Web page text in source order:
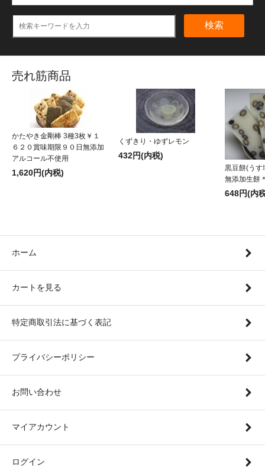
検索
売れ筋商品
かたやき金剛棒 3種3枚￥１
６２０賞味期限９０日無添加
アルコール不使用
1,620円(内税)
くずきり・ゆずレモン
432円(内税)
黒豆餅(うす
無添加生餅
648円(内
ホーム
カートを見る
特定商取引法に基づく表記
プライバシーポリシー
お問い合わせ
マイアカウント
ログイン